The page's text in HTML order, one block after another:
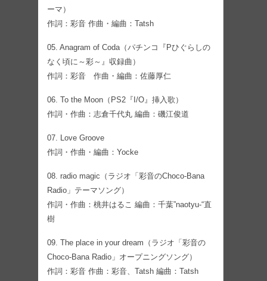
ーマ）
作詞：彩音 作曲・編曲：Tatsh
05. Anagram of Coda（パチンコ『Pひぐらしの
なく頃に～彩～』収録曲）
作詞：彩音 作曲・編曲：佐藤厚仁
06. To the Moon（PS2『I/O』挿入歌）
作詞・作曲：志倉千代丸 編曲：磯江俊道
07. Love Groove
作詞・作曲・編曲：Yocke
08. radio magic（ラジオ「彩音のChoco-Bana
Radio」テーマソング）
作詞・作曲：桃井はるこ 編曲：千葉”naotyu-“直
樹
09. The place in your dream（ラジオ「彩音の
Choco-Bana Radio」オープニングソング）
作詞：彩音 作曲：彩音、Tatsh 編曲：Tatsh